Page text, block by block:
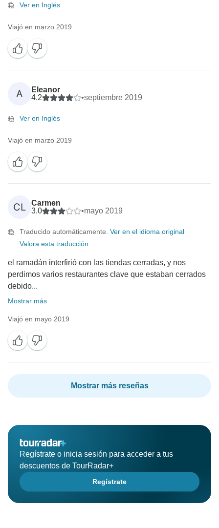
Ver en Inglés
Viajó en marzo 2019
A
Eleanor
4.2
•septiembre 2019
Ver en Inglés
Viajó en marzo 2019
CL
Carmen
3.0
•mayo 2019
Traducido automáticamente. Ver en el idioma original
Valora esta traducción
el ramadán interfirió con las tiendas cerradas, y nos
perdimos varios restaurantes clave que estaban cerrados
debido...
Mostrar más
Viajó en mayo 2019
Mostrar más reseñas
Regístrate o inicia sesión para acceder a tus
descuentos de TourRadar+
Regístrate